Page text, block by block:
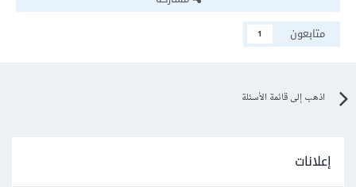
متابعون
1
اذهب إلى قائمة الأسئلة
إعلانات